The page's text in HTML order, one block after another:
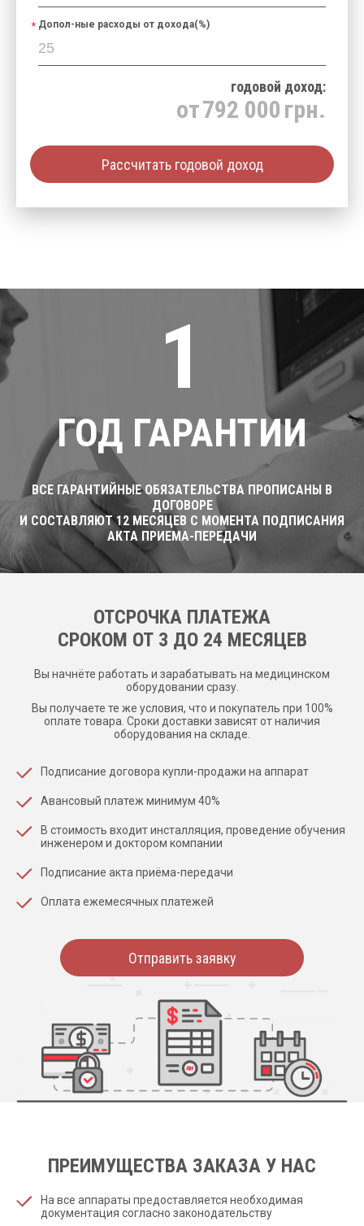
Допол-ные расходы от дохода(%)
годовой доход:
от792 000 грн.
Рассчитать годовой доход
1
ГОД ГАРАНТИИ
ВСЕ ГАРАНТИЙНЫЕ ОБЯЗАТЕЛЬСТВА ПРОПИСАНЫ В
ДОГОВОРЕ
И СОСТАВЛЯЮТ 12 МЕСЯЦЕВ С МОМЕНТА ПОДПИСАНИЯ
АКТА ПРИЕМА-ПЕРЕДАЧИ
ОТСРОЧКА ПЛАТЕЖА
CРОКОМ ОТ 3 ДО 24 МЕСЯЦЕВ
Вы начнёте работать и зарабатывать на медицинском
оборудовании сразу.
Вы получаете те же условия, что и покупатель при 100%
оплате товара. Сроки доставки зависят от наличия
оборудования на складе.
Подписание договора купли-продажи на аппарат
Авансовый платеж минимум 40%
В стоимость входит инсталляция, проведение обучения
инженером и доктором компании
Подписание акта приёма-передачи
Оплата ежемесячных платежей
Отправить заявку
ПРЕИМУЩЕСТВА ЗАКАЗА У НАС
На все аппараты предоставляется необходимая
документация согласно законодательству